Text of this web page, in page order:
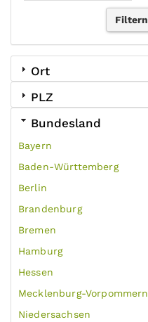
Ort
PLZ
Bundesland
Bayern
Baden-Württemberg
Berlin
Brandenburg
Bremen
Hamburg
Hessen
Mecklenburg-Vorpommern
Niedersachsen